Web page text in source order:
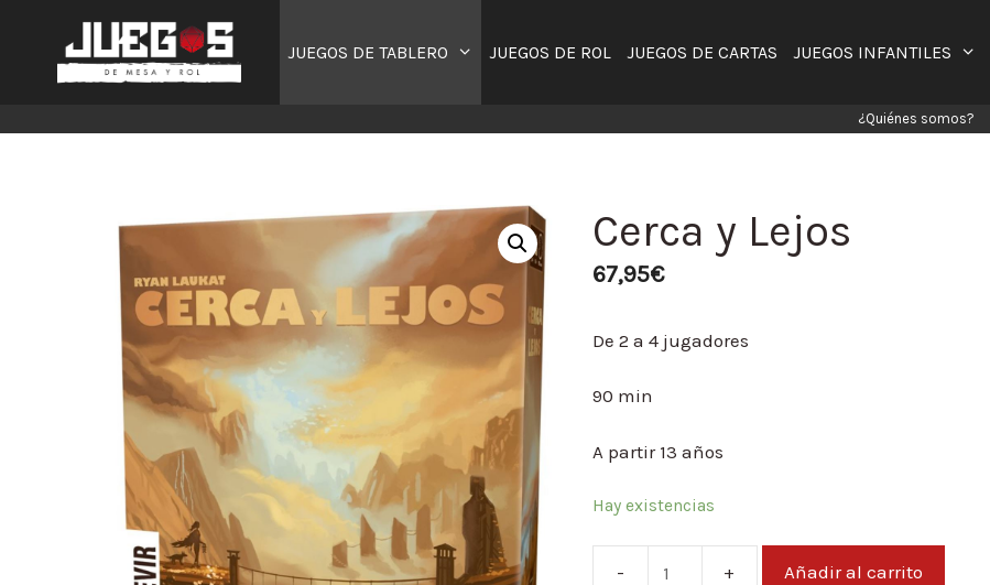
contenido
JUEGOS DE TABLERO JUEGOS DE ROL JUEGOS DE CARTAS JUEGOS INFANTILES
¿Quiénes somos?
Cerca y Lejos
67,95€
De 2 a 4 jugadores
90 min
A partir 13 años
Hay existencias
Añadir al carrito